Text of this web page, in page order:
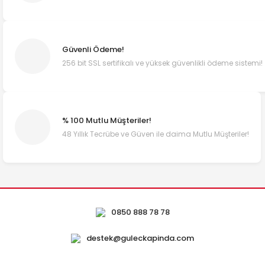
Güvenli Ödeme!
256 bit SSL sertifikalı ve yüksek güvenlikli ödeme sistemi!
% 100 Mutlu Müşteriler!
48 Yıllık Tecrübe ve Güven ile daima Mutlu Müşteriler!
0850 888 78 78
destek@guleckapinda.com